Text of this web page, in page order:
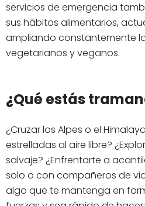
servicios de emergencia
sus hábitos alimentarios,
ampliando constantemente
vegetarianos y veganos.
¿Qué estás
¿Cruzar los Alpes o el
estrelladas al aire libre?
salvaje? ¿Enfrentarte a
solo o con compañeros de
algo que te mantenga en